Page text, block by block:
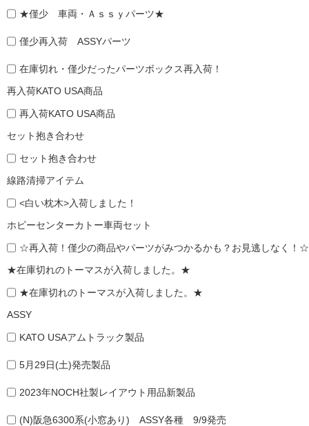
★僅少 車両・Ａｓｓｙパーツ★
僅少再入荷 ASSYパーツ
在庫切れ・僅少だったパーツボックス再入荷！
再入荷KATO USA商品
再入荷KATO USA商品
セット抱き合わせ
セット抱き合わせ
線路清掃アイテム
<白い枕木>入荷しました！
ホビーセンターカトー車両セット
☆再入荷！僅少の商品やパーツがみつかるかも？お見逃しなく！☆
★在庫切れのトーマスが入荷しました。★
★在庫切れのトーマスが入荷しました。★
ASSY
KATO USAアムトラック製品
5月29日(土)発売製品
2023年NOCH社製レイアウト用品新製品
(N)阪急6300系(小窓あり) ASSY各種 9/9発売